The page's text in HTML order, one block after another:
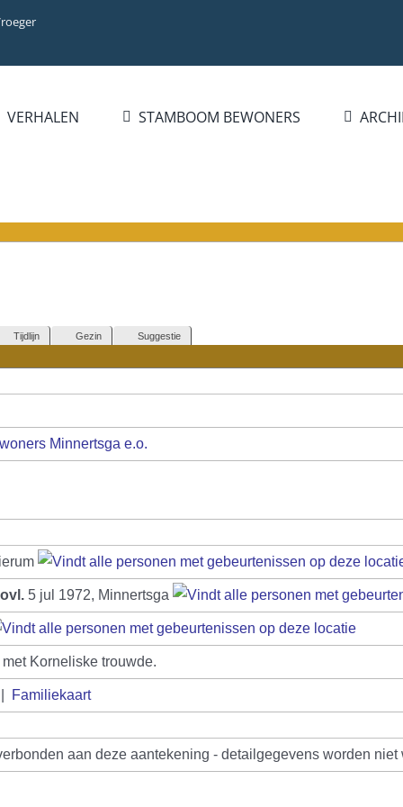
VERHALEN STAMBOOM BEWONERS
Tijdlijn Gezin Suggestie
Minnertsga e.o.
ovl. 5 jul 1972, Minnertsga
Korneliske trouwde.
Familiekaart
aan deze aantekening - detailgegevens worden niet